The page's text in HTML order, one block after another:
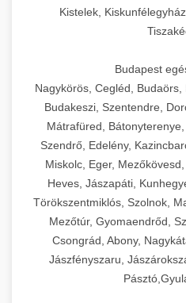
Kistelek,
Budapest
Nagykörös, Cegléd, Budaörs,
Budakeszi, Szentendre,
Mátrafüred,
Szendrő, Edelény,
Miskolc, Eger,
Heves, Jászapáti,
Törökszentmiklós, Szolnok,
Mezőtúr, Gyomaendrőd,
Csongrád, Abony,
Jászfényszaru,